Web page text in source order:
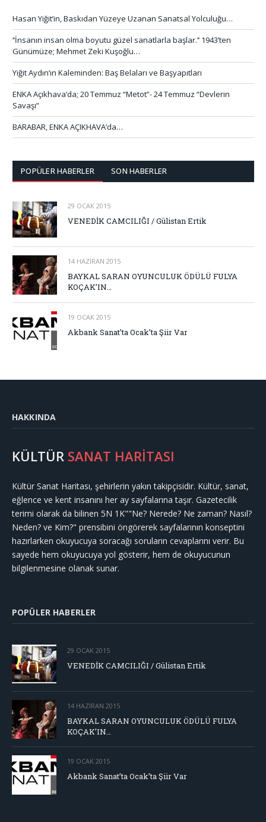
Hasan Yiğit’in, Baskıdan Yüzeye Uzanan Sanatsal Yolculuğu…
‘’İnsanın insan olma boyutu güzel sanatlarla başlar.’’ 1943’ten
Günümüze; Mehmet Zeki Kuşoğlu…
Yiğit Aydın’ın Kaleminden: Baş Belaları ve Başyapıtları
ENKA Açıkhava’da; 20 Temmuz “Metot”- 24 Temmuz “Devlerin
Savaşı”
BARABAR, ENKA AÇIKHAVA’da…
POPÜLER HABERLER SON HABERLER
29 OCAK 2015
VENEDİK CAMCILIĞI / Gülistan Ertik
14 HAZIRAN 2015
BAYKAL SARAN OYUNCULUK ÖDÜLÜ FULYA
KOÇAK’IN…
19 OCAK 2015
Akbank Sanat’ta Ocak’ta Şiir Var
HAKKINDA
KÜLTÜR SANAT HARİTASI
Kültür Sanat Haritası, şehirlerin yakın takipçisidir. Kültür, sanat,
eğlence ve kent insanını her ay sayfalarına taşır. Gazetecilik
terimi olarak da bilinen 5N 1K""Ne? Nerede? Ne zaman? Nasıl?
Neden? ve Kim?" prensibini öngörerek sayfalarının konseptini
hazırlarken okuyucuya soracağı soruların cevaplarını verir. Bu
sayede hem okuyucuya yol gösterir, hem de okuyucunun
bilgilenmesine olanak sunar.
POPÜLER HABERLER
29 OCAK 2015
VENEDİK CAMCILIĞI / Gülistan Ertik
14 HAZIRAN 2015
BAYKAL SARAN OYUNCULUK ÖDÜLÜ FULYA
KOÇAK’IN…
19 OCAK 2015
Akbank Sanat’ta Ocak’ta Şiir Var